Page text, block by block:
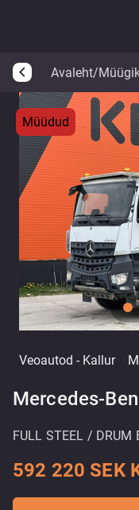
arrow_back_ios Avaleht/
Müüdud
Veoautod - Kallur
Mercedes-
FULL STEEL / DRUM
592 220 SEK